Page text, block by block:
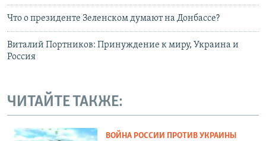
Что о президенте Зеленском думают на Донбассе?
Виталий Портников: Принуждение к миру, Украина и
Россия
ЧИТАЙТЕ ТАКЖЕ:
ВОЙНА РОССИИ ПРОТИВ УКРАИНЫ